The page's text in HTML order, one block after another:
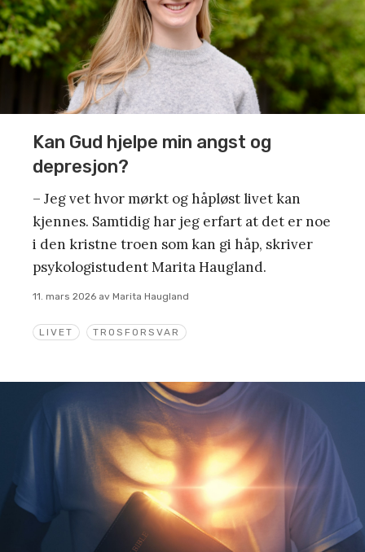
LIVET TROSFORSVAR
Kan Gud hjelpe min angst og
depresjon?
– Jeg vet hvor mørkt og håpløst livet kan
kjennes. Samtidig har jeg erfart at det er noe
i den kristne troen som kan gi håp, skriver
psykologistudent Marita Haugland.
11. mars 2026 av Marita Haugland